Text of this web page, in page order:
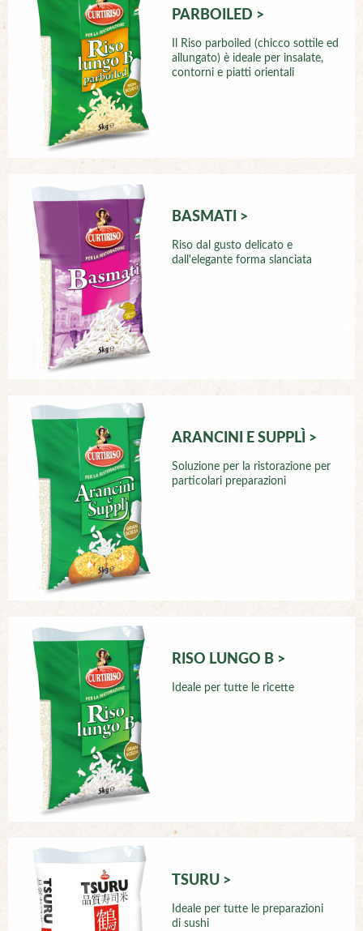
PARBOILED >
Il Riso parboiled (chicco sottile ed
allungato) è ideale per insalate,
contorni e piatti orientali
BASMATI >
Riso dal gusto delicato e
dall'elegante forma slanciata
ARANCINI E SUPPLÌ >
Soluzione per la ristorazione per
particolari preparazioni
RISO LUNGO B >
Ideale per tutte le ricette
TSURU >
Ideale per tutte le preparazioni
di sushi